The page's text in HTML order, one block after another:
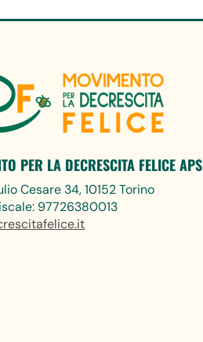
PER LA DECRESCITA FELICE APS
Cesare 34, 10152 Torino
97726380013